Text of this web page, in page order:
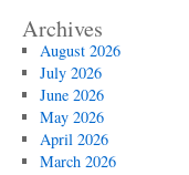
Archives
August 2026
July 2026
June 2026
May 2026
April 2026
March 2026